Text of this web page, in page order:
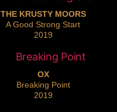
THE KRUSTY MOORS
A Good Strong Start
2019
OX
Breaking Point
2019